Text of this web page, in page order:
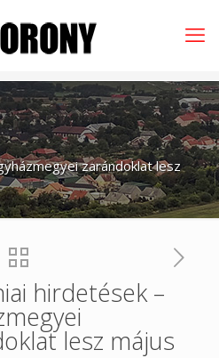
zarándoklat lesz
hirdetések –
lesz május